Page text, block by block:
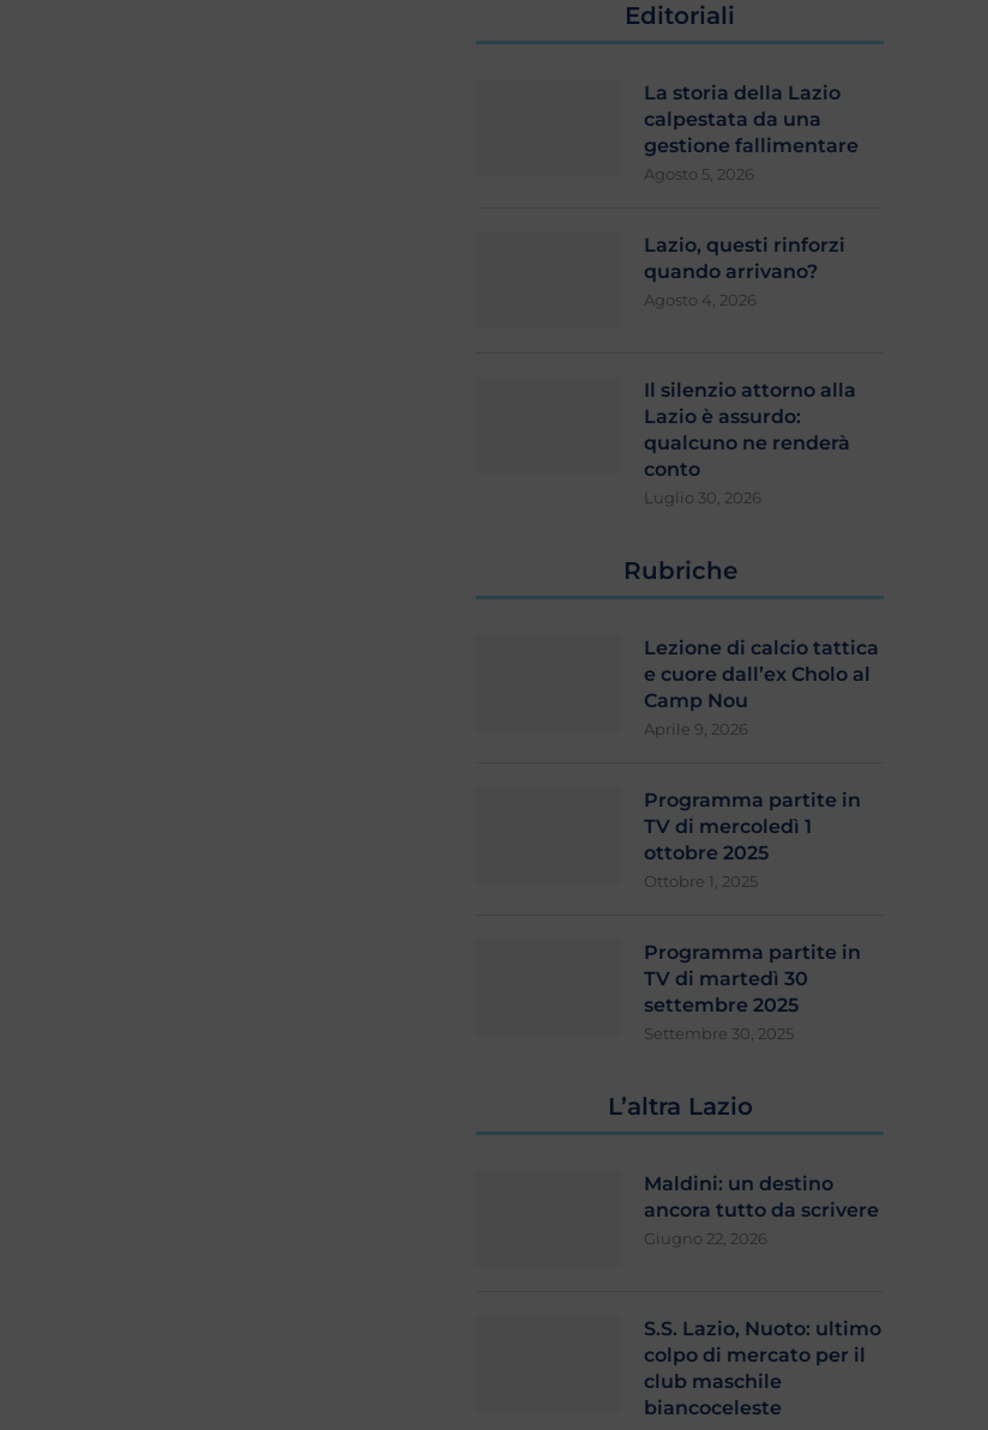
Editoriali
La storia della Lazio
calpestata da una
gestione fallimentare
Agosto 5, 2026
Lazio, questi rinforzi
quando arrivano?
Agosto 4, 2026
Il silenzio attorno alla
Lazio è assurdo:
qualcuno ne renderà
conto
Luglio 30, 2026
Rubriche
Lezione di calcio tattica
e cuore dall’ex Cholo al
Camp Nou
Aprile 9, 2026
Programma partite in
TV di mercoledì 1
ottobre 2025
Ottobre 1, 2025
Programma partite in
TV di martedì 30
settembre 2025
Settembre 30, 2025
L’altra Lazio
Maldini: un destino
ancora tutto da scrivere
Giugno 22, 2026
S.S. Lazio, Nuoto: ultimo
colpo di mercato per il
club maschile
biancoceleste